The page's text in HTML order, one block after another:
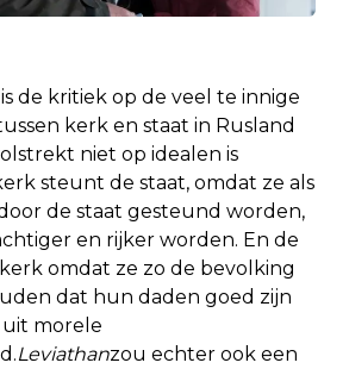
de kritiek op de veel te innige
kerk en staat in Rusland
niet op idealen is
steunt de staat, omdat ze als
de staat gesteund worden,
en rijker worden. En de
omdat ze zo de bevolking
dat hun daden goed zijn
morele
Leviathanzou echter ook een